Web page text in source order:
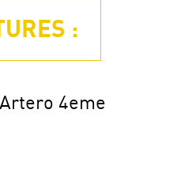
:
4eme